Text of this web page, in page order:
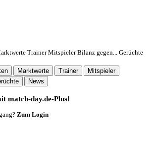
Trainer Mitspieler Bilanz gegen... Gerüchte
Marktwerte Trainer
Mitspieler
News
match-day.de-Plus!
Zum Login